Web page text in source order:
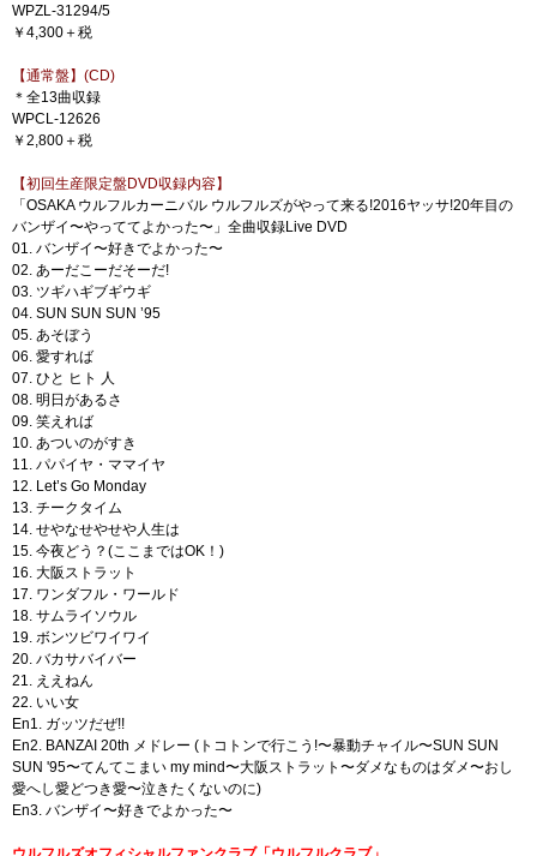
WPZL-31294/5
￥4,300＋税
【通常盤】(CD)
＊全13曲収録
WPCL-12626
￥2,800＋税
【初回生産限定盤DVD収録内容】
「OSAKA ウルフルカーニバル ウルフルズがやって来る!2016ヤッサ!20年目の
バンザイ〜やっててよかった〜」全曲収録Live DVD
01. バンザイ〜好きでよかった〜
02. あーだこーだそーだ!
03. ツギハギブギウギ
04. SUN SUN SUN ’95
05. あそぼう
06. 愛すれば
07. ひと ヒト 人
08. 明日があるさ
09. 笑えれば
10. あついのがすき
11. パパイヤ・ママイヤ
12. Let’s Go Monday
13. チークタイム
14. せやなせやせや人生は
15. 今夜どう？(ここまではOK！)
16. 大阪ストラット
17. ワンダフル・ワールド
18. サムライソウル
19. ボンツビワイワイ
20. バカサバイバー
21. ええねん
22. いい女
En1. ガッツだぜ!!
En2. BANZAI 20th メドレー (トコトンで行こう!〜暴動チャイル〜SUN SUN
SUN '95〜てんてこまい my mind〜大阪ストラット〜ダメなものはダメ〜おし
愛へし愛どつき愛〜泣きたくないのに)
En3. バンザイ〜好きでよかった〜